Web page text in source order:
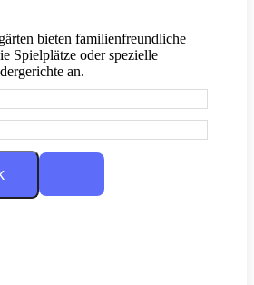
bieten familienfreundliche
Spielplätze oder spezielle
an.